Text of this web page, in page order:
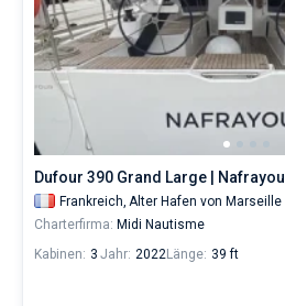
Dufour 390 Grand Large | Nafrayou
Frankreich, Alter Hafen von Marseille
Charterfirma: Midi Nautisme
Kabinen: 3 Jahr: 2022Länge: 39 ft